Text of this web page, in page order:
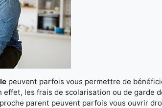
peuvent parfois vous permettre de
effet, les frais de scolarisation ou de garde
parent peuvent parfois vous ouvrir